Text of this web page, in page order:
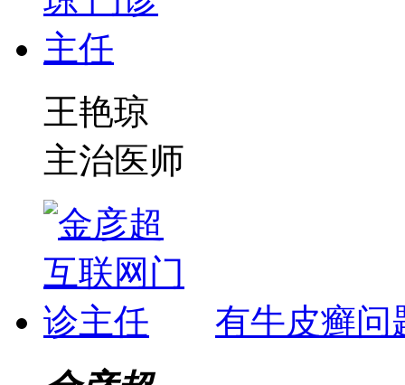
王艳琼
主治医师
有牛皮癣问